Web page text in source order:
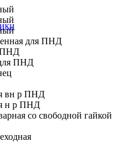
для ПНД
ПНД
ПНД
вн р ПНД
н р ПНД
со свободной гайкой